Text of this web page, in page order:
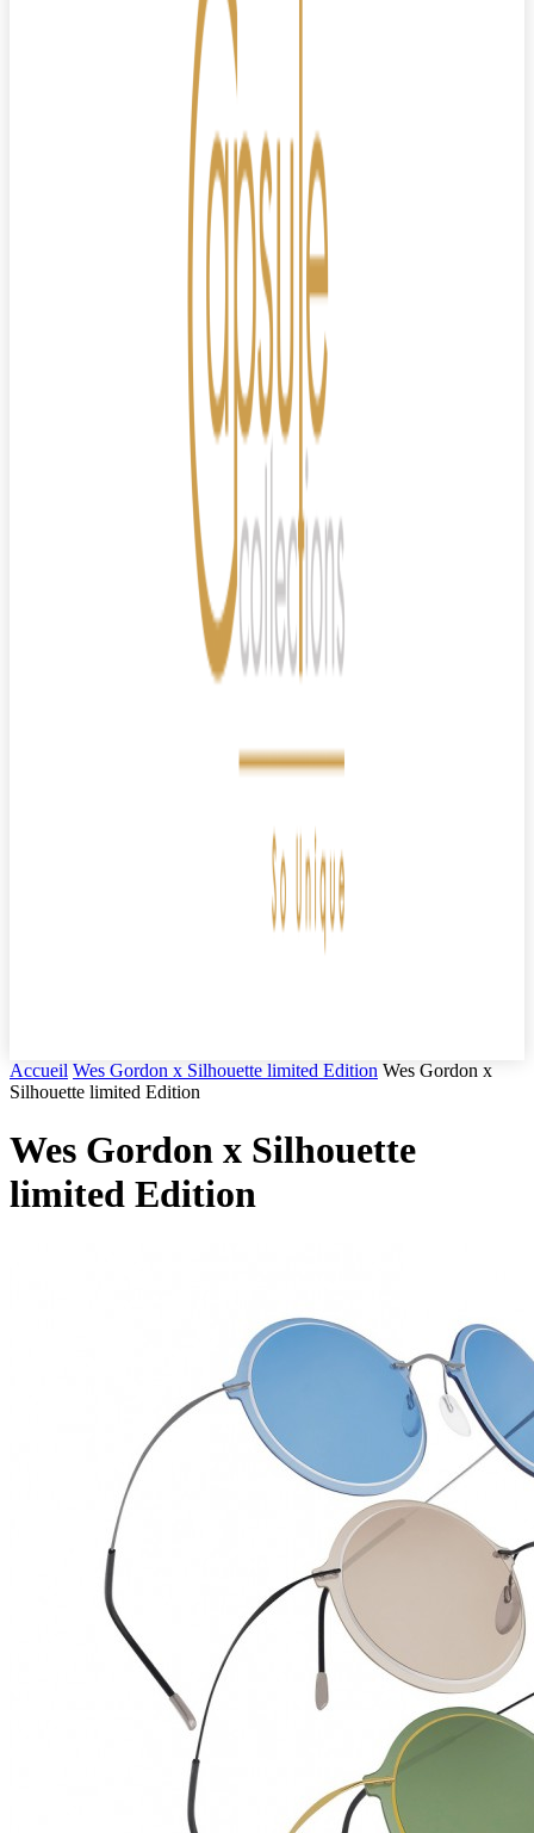
Accueil Wes Gordon x Silhouette limited Edition Wes Gordon x
Silhouette limited Edition
Wes Gordon x Silhouette
limited Edition